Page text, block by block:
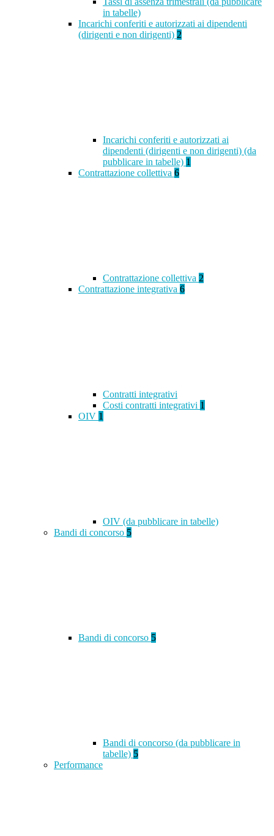
in tabelle)
Incarichi conferiti e autorizzati ai dipendenti
(dirigenti e non dirigenti) 2
Incarichi conferiti e autorizzati ai
dipendenti (dirigenti e non dirigenti) (da
pubblicare in tabelle) 1
Contrattazione collettiva 6
Contrattazione collettiva 2
Contrattazione integrativa 6
Contratti integrativi
Costi contratti integrativi 1
OIV 1
OIV (da pubblicare in tabelle)
Bandi di concorso 5
Bandi di concorso 5
Bandi di concorso (da pubblicare in
tabelle) 5
Performance